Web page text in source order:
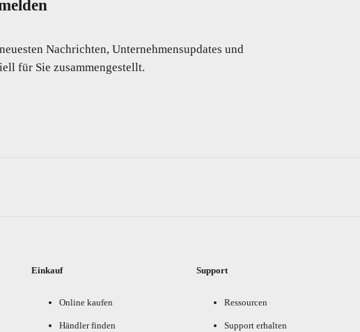
Nachrichten, Unternehmensupdates und
für Sie zusammengestellt.
Einkauf
Online kaufen
Händler finden
Support
Ressourcen
Support erhalten